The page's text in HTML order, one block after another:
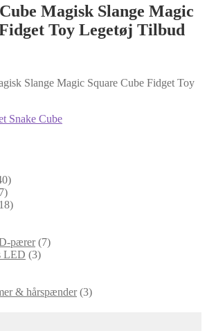
Magisk Slange Magic
Toy Legetøj Tilbud
Slange Magic Square Cube Fidget Toy
Snake Cube
pærer (7)
LED (3)
& hårspænder (3)